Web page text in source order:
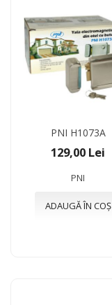
PNI H1073A
129,00 Lei
PNI
ADAUGĂ ÎN COȘ